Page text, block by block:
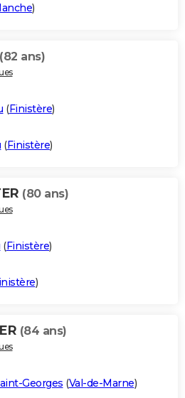
)
(82 ans)
(Finistère)
(Finistère)
(80 ans)
(Finistère)
)
(84 ans)
Georges (Val-de-Marne)